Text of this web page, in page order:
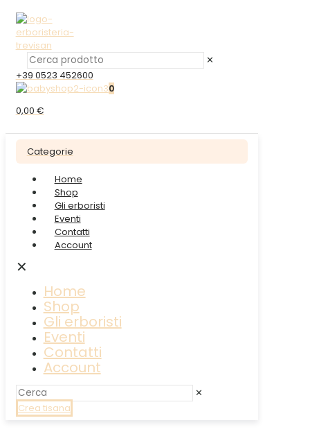
✕
+39 0523 452600
0
0,00 €
Categorie
Home
Shop
Gli erboristi
Eventi
Contatti
Account
✕
Home
Shop
Gli erboristi
Eventi
Contatti
Account
✕
Crea tisana